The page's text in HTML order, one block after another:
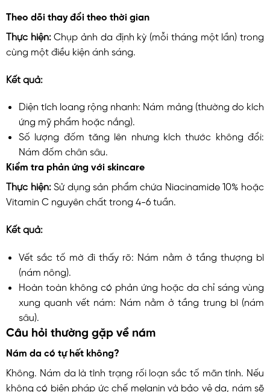
Theo dõi thay đổi theo thời gian
Thực hiện:Chụp ảnh da định kỳ (mỗi tháng một lần) trong
cùng một điều kiện ánh sáng.
Kết quả:
Diện tích loang rộng nhanh: Nám mảng (thường do kích
ứng mỹ phẩm hoặc nắng).
Số lượng đốm tăng lên nhưng kích thước không đổi:
Nám đốm chân sâu.
Kiểm tra phản ứng với skincare
Thực hiện:Sử dụng sản phẩm chứa Niacinamide 10% hoặc
Vitamin C nguyên chất trong 4-6 tuần.
Kết quả:
Vết sắc tố mờ đi thấy rõ: Nám nằm ở tầng thượng bì
(nám nông).
Hoàn toàn không có phản ứng hoặc da chỉ sáng vùng
xung quanh vết nám: Nám nằm ở tầng trung bì (nám
sâu).
Câu hỏi thường gặp về nám
Nám da có tự hết không?
Không. Nám da là tình trạng rối loạn sắc tố mãn tính. Nếu
không có biện pháp ức chế melanin và bảo vệ da, nám sẽ